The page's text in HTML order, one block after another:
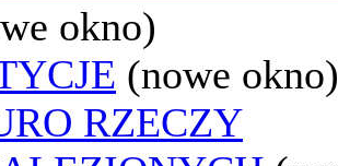
okno)
(nowe okno)
RZECZY